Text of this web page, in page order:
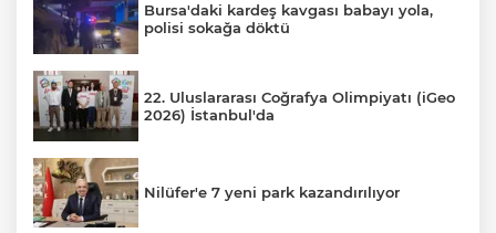
Bursa'daki kardeş kavgası babayı yola,
polisi sokağa döktü
22. Uluslararası Coğrafya Olimpiyatı (iGeo
2026) İstanbul'da
Nilüfer'e 7 yeni park kazandırılıyor